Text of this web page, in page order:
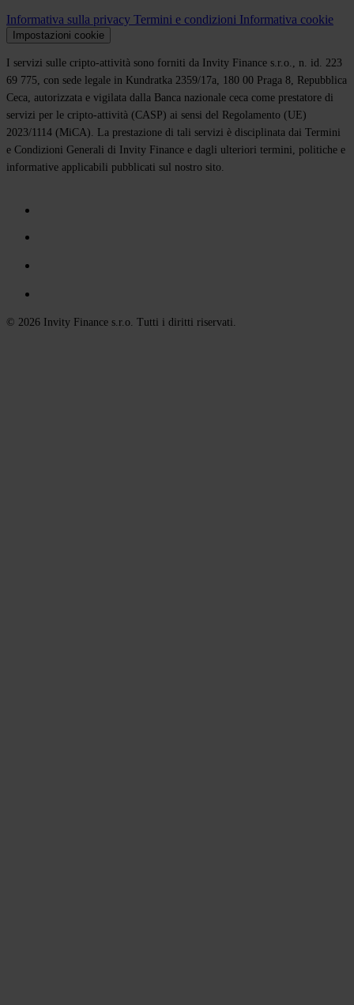
Informativa sulla privacy Termini e condizioni Informativa cookie
Impostazioni cookie
I servizi sulle cripto-attività sono forniti da Invity Finance s.r.o., n. id. 223
69 775, con sede legale in Kundratka 2359/17a, 180 00 Praga 8, Repubblica
Ceca, autorizzata e vigilata dalla Banca nazionale ceca come prestatore di
servizi per le cripto-attività (CASP) ai sensi del Regolamento (UE)
2023/1114 (MiCA). La prestazione di tali servizi è disciplinata dai Termini
e Condizioni Generali di Invity Finance e dagli ulteriori termini, politiche e
informative applicabili pubblicati sul nostro sito.
© 2026 Invity Finance s.r.o. Tutti i diritti riservati.